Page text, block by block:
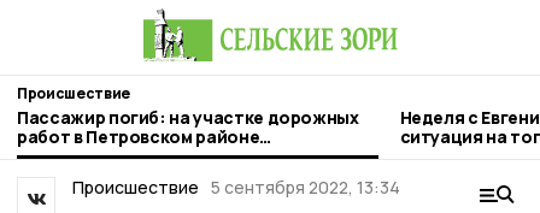
Происшествие
Пассажир погиб: на участке дорожных
работ в Петровском районе
перевернулась иномарка
Неделя с
ситуация на
городе и
Происшествие 5 сентября 2022, 13:34